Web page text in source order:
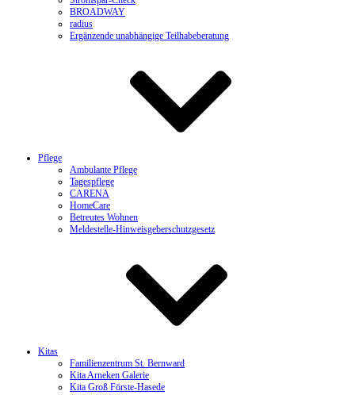
BROADWAY
radius
Ergänzende unabhängige Teilhabeberatung
Pflege
Ambulante Pflege
Tagespflege
CARENA
HomeCare
Betreutes Wohnen
Meldestelle-Hinweisgeberschutzgesetz
Kitas
Familienzentrum St. Bernward
Kita Arneken Galerie
Kita Groß Förste-Hasede